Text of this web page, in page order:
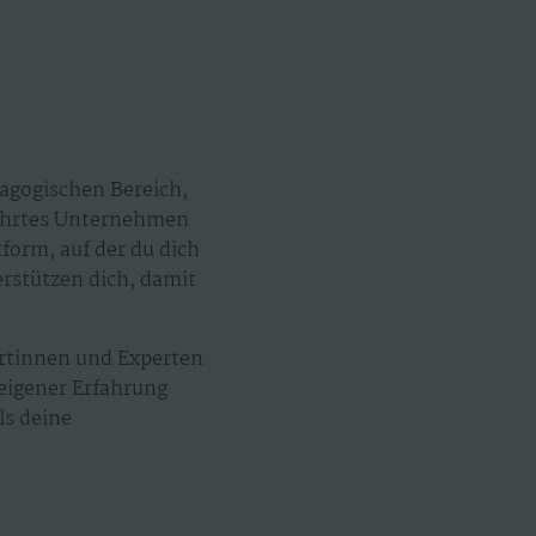
Bereich,
Unternehmen
auf der du dich
dich, damit
und Experten
Erfahrung
deine